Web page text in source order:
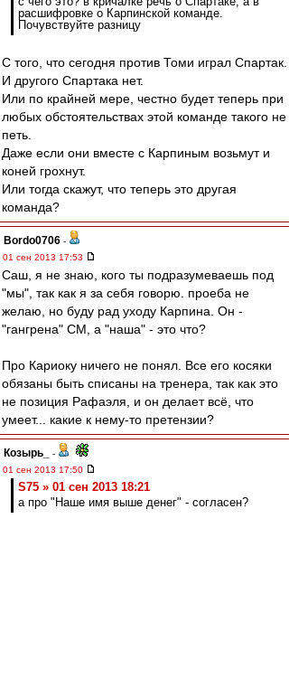
расшифровке о Карпинской команде.
Почувствуйте разницу
С того, что сегодня против Томи играл Спартак.
И другого Спартака нет.
Или по крайней мере, честно будет теперь при
любых обстоятельствах этой команде такого не
петь.
Даже если они вместе с Карпиным возьмут и
коней грохнут.
Или тогда скажут, что теперь это другая
команда?
Bordo0706 -
01 сен 2013 17:53
Саш, я не знаю, кого ты подразумеваешь под
"мы", так как я за себя говорю. проеба не
желаю, но буду рад уходу Карпина. Он -
"гангрена" СМ, а "наша" - это что?
Про Кариоку ничего не понял. Все его косяки
обязаны быть списаны на тренера, так как это
не позиция Рафаэля, и он делает всё, что
умеет... какие к нему-то претензии?
Козырь_
-
01 сен 2013 17:50
S75 » 01 сен 2013 18:21
а про "Наше имя выше денег" - согласен?